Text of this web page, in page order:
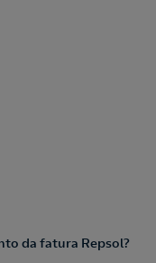
da fatura Repsol?